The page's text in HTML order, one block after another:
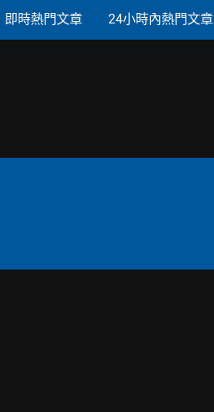
即時熱門文章 24小時內熱門文章